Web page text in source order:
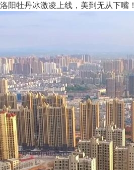
洛阳牡丹冰激凌上线，美到无从下嘴！